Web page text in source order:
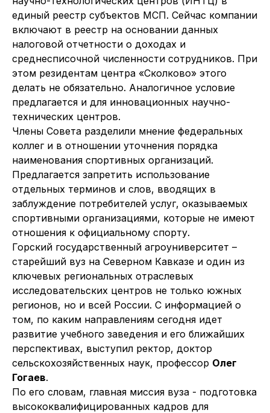
единый реестр субъектов МСП. Сейчас компании
включают в реестр на основании данных
налоговой отчетности о доходах и
среднесписочной численности сотрудников. При
этом резидентам центра «Сколково» этого
делать не обязательно. Аналогичное условие
предлагается и для инновационных научно-
технических центров.
Члены Совета разделили мнение федеральных
коллег и в отношении уточнения порядка
наименования спортивных организаций.
Предлагается запретить использование
отдельных терминов и слов, вводящих в
заблуждение потребителей услуг, оказываемых
спортивными организациями, которые не имеют
отношения к официальному спорту.
Горский государственный агроуниверситет –
старейший вуз на Северном Кавказе и один из
ключевых региональных отраслевых
исследовательских центров не только южных
регионов, но и всей России. С информацией о
том, по каким направлениям сегодня идет
развитие учебного заведения и его ближайших
перспективах, выступил ректор, доктор
сельскохозяйственных наук, профессор Олег
Гогаев.
По его словам, главная миссия вуза - подготовка
высококвалифицированных кадров для